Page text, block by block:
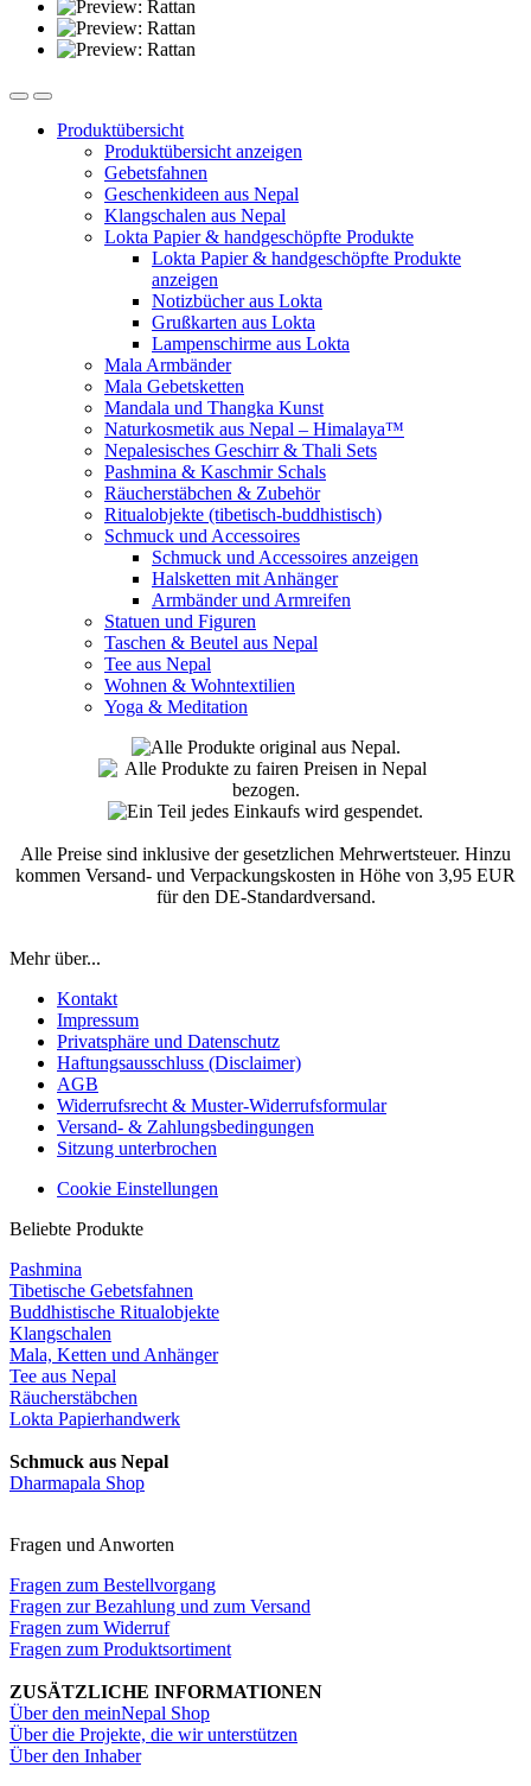
Produktübersicht
Produktübersicht anzeigen
Gebetsfahnen
Geschenkideen aus Nepal
Klangschalen aus Nepal
Lokta Papier & handgeschöpfte Produkte
Lokta Papier & handgeschöpfte Produkte
anzeigen
Notizbücher aus Lokta
Grußkarten aus Lokta
Lampenschirme aus Lokta
Mala Armbänder
Mala Gebetsketten
Mandala und Thangka Kunst
Naturkosmetik aus Nepal – Himalaya™
Nepalesisches Geschirr & Thali Sets
Pashmina & Kaschmir Schals
Räucherstäbchen & Zubehör
Ritualobjekte (tibetisch-buddhistisch)
Schmuck und Accessoires
Schmuck und Accessoires anzeigen
Halsketten mit Anhänger
Armbänder und Armreifen
Statuen und Figuren
Taschen & Beutel aus Nepal
Tee aus Nepal
Wohnen & Wohntextilien
Yoga & Meditation
Alle Preise sind inklusive der gesetzlichen Mehrwertsteuer. Hinzu
kommen Versand- und Verpackungskosten in Höhe von 3,95 EUR
für den DE-Standardversand.
Mehr über...
Kontakt
Impressum
Privatsphäre und Datenschutz
Haftungsausschluss (Disclaimer)
AGB
Widerrufsrecht & Muster-Widerrufsformular
Versand- & Zahlungsbedingungen
Sitzung unterbrochen
Cookie Einstellungen
Beliebte Produkte
Pashmina
Tibetische Gebetsfahnen
Buddhistische Ritualobjekte
Klangschalen
Mala, Ketten und Anhänger
Tee aus Nepal
Räucherstäbchen
Lokta Papierhandwerk
Schmuck aus Nepal
Dharmapala Shop
Fragen und Anworten
Fragen zum Bestellvorgang
Fragen zur Bezahlung und zum Versand
Fragen zum Widerruf
Fragen zum Produktsortiment
ZUSÄTZLICHE INFORMATIONEN
Über den meinNepal Shop
Über die Projekte, die wir unterstützen
Über den Inhaber